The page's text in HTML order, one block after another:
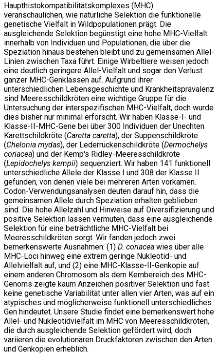
Haupthistokompatibilitätskomplexes (MHC)
veranschaulichen, wie natürliche Selektion die funktionelle
genetische Vielfalt in Wildpopulationen prägt. Die
ausgleichende Selektion begünstigt eine hohe MHC-Vielfalt
innerhalb von Individuen und Populationen, die über die
Speziation hinaus bestehen bleibt und zu gemeinsamen Allel-
Linien zwischen Taxa führt. Einige Wirbeltiere weisen jedoch
eine deutlich geringere Allel-Vielfalt und sogar den Verlust
ganzer MHC-Genklassen auf. Aufgrund ihrer
unterschiedlichen Lebensgeschichte und Krankheitsprävalenz
sind Meeresschildkröten eine wichtige Gruppe für die
Untersuchung der interspezifischen MHC-Vielfalt, doch wurde
dies bisher nur minimal erforscht. Wir haben Klasse-I- und
Klasse-II-MHC-Gene bei über 300 Individuen der Unechten
Karettschildkröte (Caretta caretta), der Suppenschildkröte
(Chelonia mydas), der Lederrückenschildkröte (Dermochelys
coriacea) und der Kemp's Ridley-Meeresschildkröte
(Lepidochelys kempii) sequenziert. Wir haben 141 funktionell
unterschiedliche Allele der Klasse I und 308 der Klasse II
gefunden, von denen viele bei mehreren Arten vorkamen.
Codon-Verwendungsanalysen deuten darauf hin, dass die
gemeinsamen Allele durch Speziation erhalten geblieben
sind. Die hohe Allelzahl und Hinweise auf Diversifizierung und
positive Selektion lassen vermuten, dass eine ausgleichende
Selektion für eine beträchtliche MHC-Vielfalt bei
Meeresschildkröten sorgt. Wir fanden jedoch zwei
bemerkenswerte Ausnahmen: (1) D. coriacea wies über alle
MHC-Loci hinweg eine extrem geringe Nukleotid- und
Allelvielfalt auf, und (2) eine MHC-Klasse-II-Genkopie auf
einem anderen Chromosom als dem Kernbereich des MHC-
Genoms zeigte kaum Anzeichen positiver Selektion und fast
keine genetische Variabilität unter allen vier Arten, was auf ein
atypisches und möglicherweise funktionell unterschiedliches
Gen hindeutet. Unsere Studie findet eine bemerkenswert hohe
Allel- und Nukleotidvielfalt im MHC von Meeresschildkröten,
die durch ausgleichende Selektion gefördert wird, doch
variieren die evolutionären Druckfaktoren zwischen den Arten
und Genkopien erheblich.